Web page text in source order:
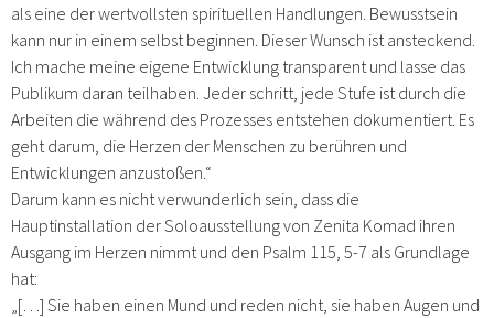
als eine der wertvollsten spirituellen Handlungen. Bewusstsein
kann nur in einem selbst beginnen. Dieser Wunsch ist ansteckend.
Ich mache meine eigene Entwicklung transparent und lasse das
Publikum daran teilhaben. Jeder schritt, jede Stufe ist durch die
Arbeiten die während des Prozesses entstehen dokumentiert. Es
geht darum, die Herzen der Menschen zu berühren und
Entwicklungen anzustoßen.“
Darum kann es nicht verwunderlich sein, dass die
Hauptinstallation der Soloausstellung von Zenita Komad ihren
Ausgang im Herzen nimmt und den Psalm 115, 5-7 als Grundlage
hat:
„[…] Sie haben einen Mund und reden nicht, sie haben Augen und